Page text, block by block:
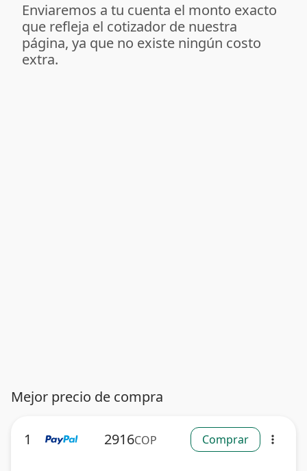
Enviaremos a tu cuenta el monto exacto
que refleja el cotizador de nuestra
página, ya que no existe ningún costo
extra.
Mejor precio de compra
1 2916COP Comprar more_vert